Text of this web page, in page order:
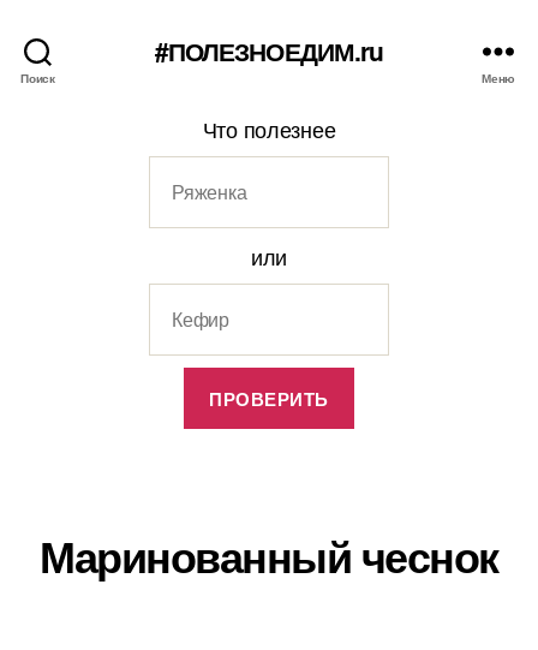
Поиск
#ПОЛЕЗНОЕДИМ.ru
Меню
Что полезнее
или
Маринованный чеснок